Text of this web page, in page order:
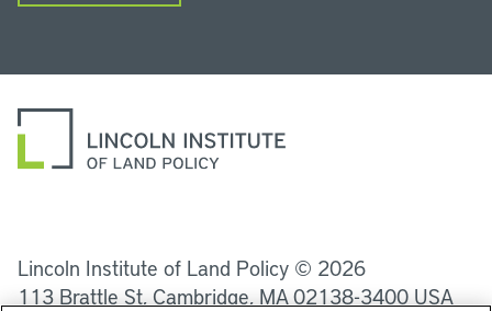
Lincoln Institute of Land Policy © 2026
113 Brattle St, Cambridge, MA 02138-3400 USA